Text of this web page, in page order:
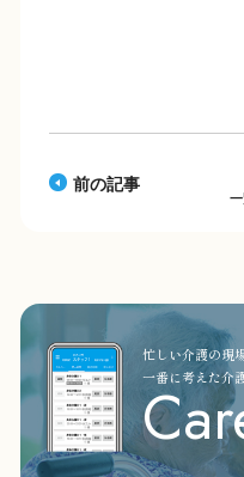
前の記事
忙しい介護の現
一番に考えた介